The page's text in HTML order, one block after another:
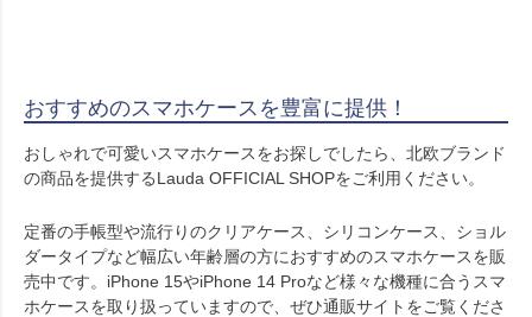
おすすめのスマホケースを豊富に提供！
おしゃれで可愛いスマホケースをお探しでしたら、北欧ブランド
の商品を提供するLauda OFFICIAL SHOPをご利用ください。
定番の手帳型や流行りのクリアケース、シリコンケース、ショル
ダータイプなど幅広い年齢層の方におすすめのスマホケースを販
売中です。iPhone 15やiPhone 14 Proなど様々な機種に合うスマ
ホケースを取り扱っていますので、ぜひ通販サイトをご覧くださ